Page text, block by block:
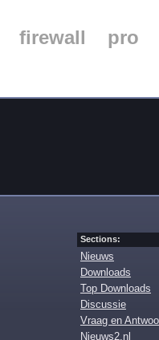
firewall
pro
Sections:
Nieuws
Downloads
Top Downloads
Discussie
Vraag en
Nieuws2.nl